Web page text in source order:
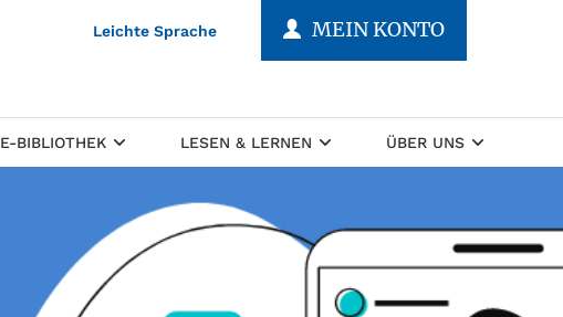
Leichte Sprache MEIN KONTO
E-BIBLIOTHEK LESEN & LERNEN ÜBER UNS